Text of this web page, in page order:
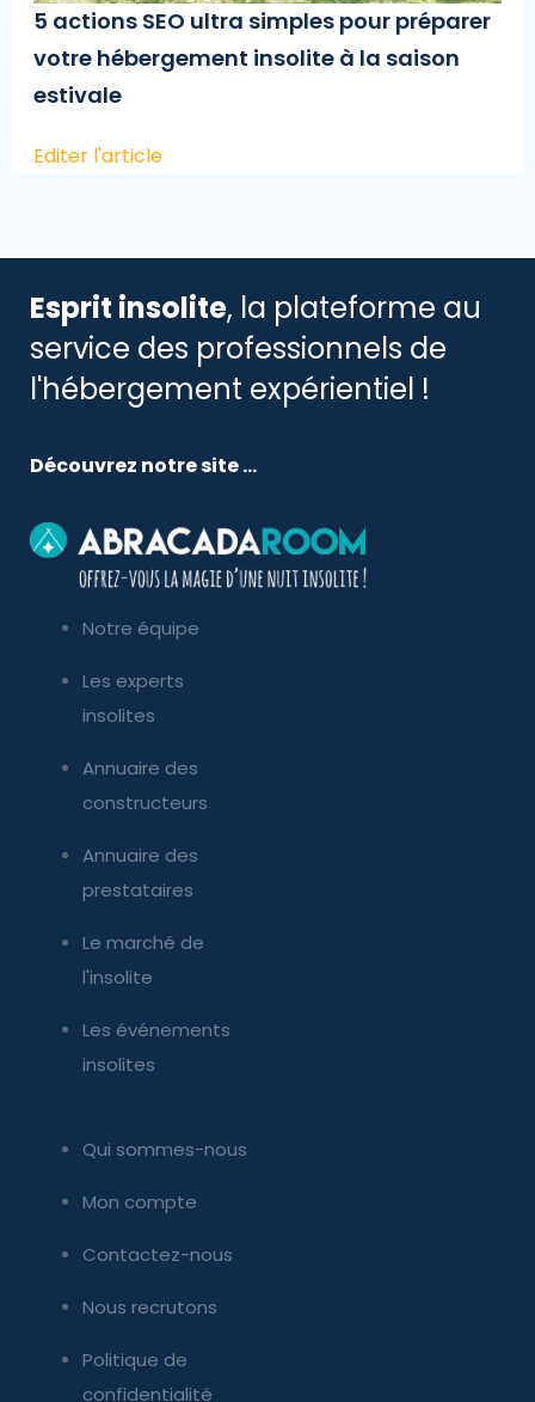
5 actions SEO ultra simples pour préparer
votre hébergement insolite à la saison
estivale
Editer l'article
Esprit insolite, la plateforme au
service des professionnels de
l'hébergement expérientiel !
Découvrez notre site ...
Notre équipe
Les experts
insolites
Annuaire des
constructeurs
Annuaire des
prestataires
Le marché de
l'insolite
Les événements
insolites
Qui sommes-nous
Mon compte
Contactez-nous
Nous recrutons
Politique de
confidentialité